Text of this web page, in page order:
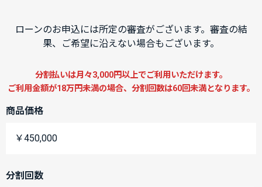
ローンのお申込には所定の審査がございます。審査の結
果、ご希望に沿えない場合もございます。
分割払いは月々3,000円以上でご利用いただけます。
ご利用金額が18万円未満の場合、分割回数は60回未満となります。
商品価格
￥450,000
分割回数